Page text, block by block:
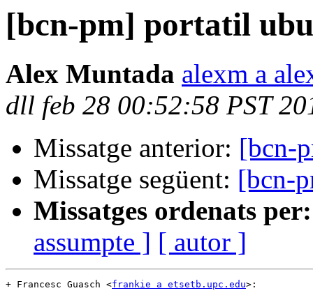
[bcn-pm] portatil
Alex Muntada alexm a
dll feb 28 00:52:58 PST
Missatge anterior: [bcn-
Missatge següent: [bcn-
Missatges ordenats per:
assumpte ] [ autor ]
+ Francesc Guasch <frankie a etsetb.upc.edu>: